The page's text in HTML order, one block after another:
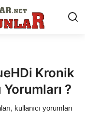
Kronik
Yorumları ?
kullanıcı yorumları